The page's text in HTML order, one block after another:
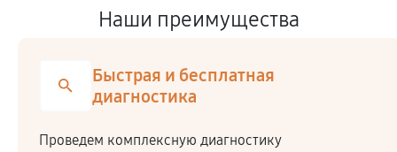
Наши преимущества
Быстрая и бесплатная
диагностика
Проведем комплексную диагностику